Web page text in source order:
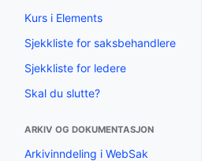
Kurs i Elements
Sjekkliste for saksbehandlere
Sjekkliste for ledere
Skal du slutte?
ARKIV OG DOKUMENTASJON
Arkivinndeling i WebSak